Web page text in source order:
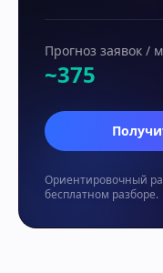
Прогноз заявок /
~375
Ориентировочный
бесплатном разборе.